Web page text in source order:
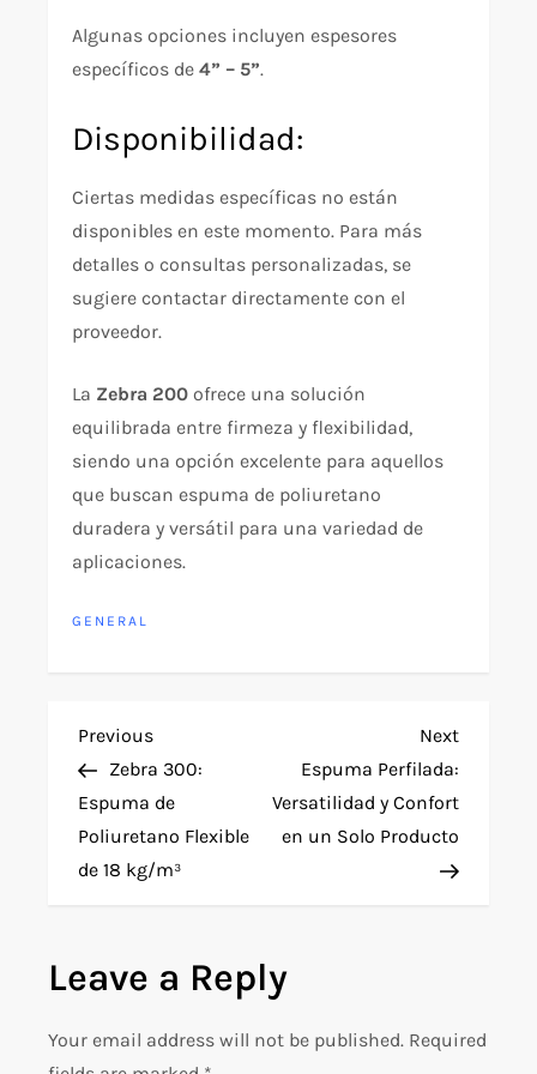
Algunas opciones incluyen espesores
específicos de4” – 5”.
Disponibilidad:
Ciertas medidas específicas no están
disponibles en este momento. Para más
detalles o consultas personalizadas, se
sugiere contactar directamente con el
proveedor.
La Zebra 200 ofrece una solución
equilibrada entre firmeza y flexibilidad,
siendo una opción excelente para aquellos
que buscan espuma de poliuretano
duradera y versátil para una variedad de
aplicaciones.
GENERAL
P
o
s
n
a
Previous
Post
Previous
Zebra 300:
Espuma de
Poliuretano Flexible
de 18 kg/m³
Next
Post
Next
Espuma Perfilada:
Versatilidad y Confort
en un Solo Producto
Leave a Reply
Your email address will not be published. Required